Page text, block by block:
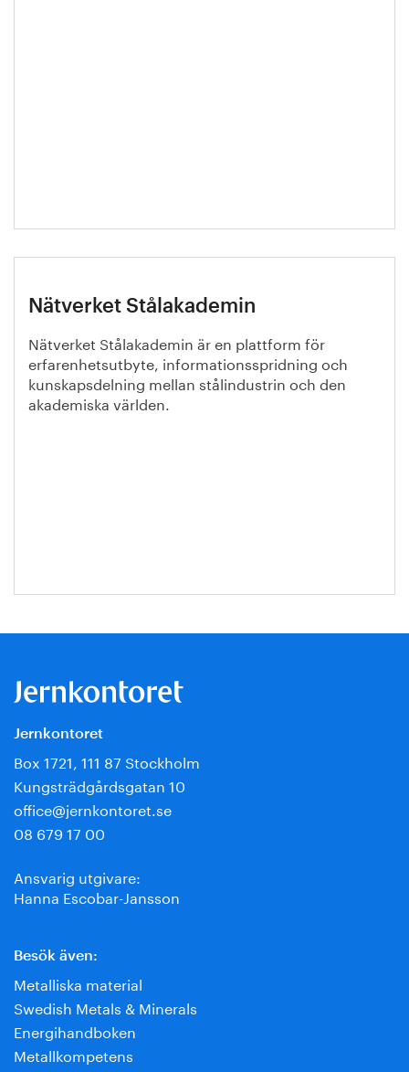
Nätverket Stålakademin
Nätverket Stålakademin är en plattform för
erfarenhetsutbyte, informationsspridning och
kunskapsdelning mellan stålindustrin och den
akademiska världen.
Jernkontoret
Box 1721, 111 87 Stockholm
Kungsträdgårdsgatan 10
office@jernkontoret.se
08 679 17 00
Ansvarig utgivare:
Hanna Escobar-Jansson
Besök även:
Metalliska material
Swedish Metals & Minerals
Energihandboken
Metallkompetens